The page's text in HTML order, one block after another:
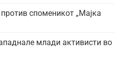
споменикот „Мајка
млади активисти во